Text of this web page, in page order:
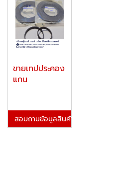
ขายเทปประคอง
แกน
สอบถามข้อมูลสินค้า